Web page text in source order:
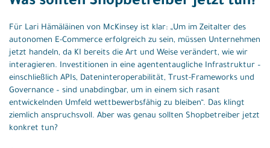
Für Lari Hämäläinen von McKinsey ist klar: „Um im Zeitalter des
autonomen E-Commerce erfolgreich zu sein, müssen Unternehmen
jetzt handeln, da KI bereits die Art und Weise verändert, wie wir
interagieren. Investitionen in eine agententaugliche Infrastruktur –
einschließlich APIs, Dateninteroperabilität, Trust-Frameworks und
Governance – sind unabdingbar, um in einem sich rasant
entwickelnden Umfeld wettbewerbsfähig zu bleiben“. Das klingt
ziemlich anspruchsvoll. Aber was genau sollten Shopbetreiber jetzt
konkret tun?